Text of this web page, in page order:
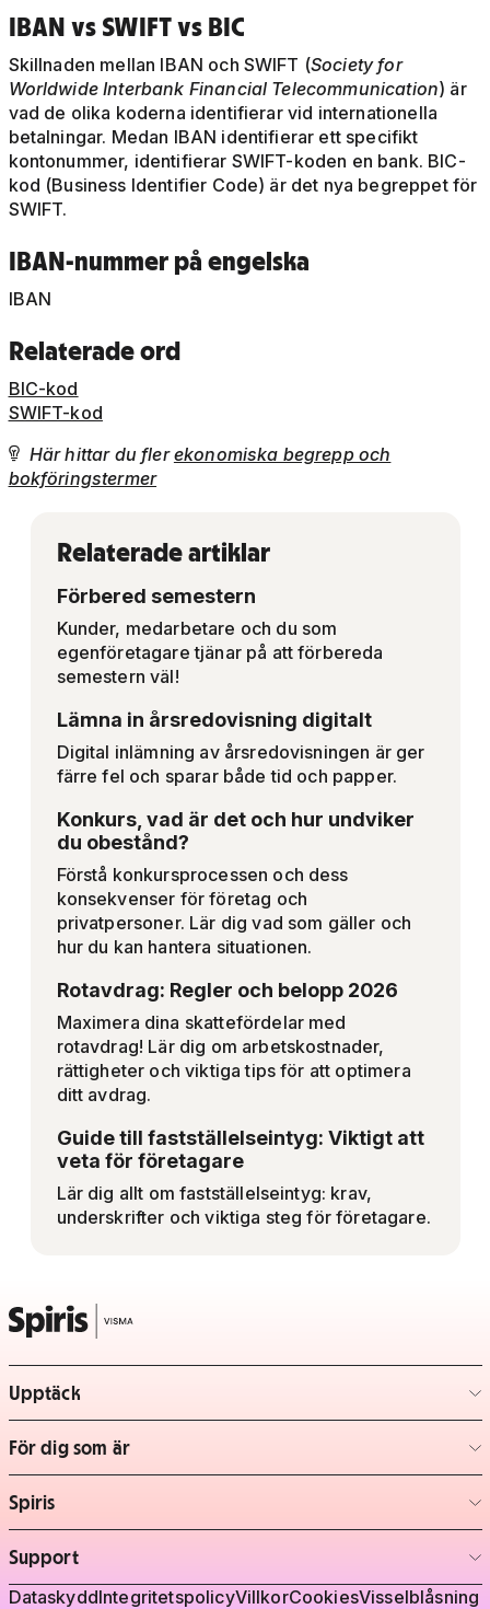
IBAN vs SWIFT vs BIC
Skillnaden mellan IBAN och SWIFT (Society for
Worldwide Interbank Financial Telecommunication) är
vad de olika koderna identifierar vid internationella
betalningar. Medan IBAN identifierar ett specifikt
kontonummer, identifierar SWIFT-koden en bank. BIC-
kod (Business Identifier Code) är det nya begreppet för
SWIFT.
IBAN-nummer på engelska
IBAN
Relaterade ord
BIC-kod
SWIFT-kod
 Här hittar du flerekonomiska begrepp och
bokföringstermer
Relaterade artiklar
Förbered semestern
Kunder, medarbetare och du som
egenföretagare tjänar på att förbereda
semestern väl!
Lämna in årsredovisning digitalt
Digital inlämning av årsredovisningen är ger
färre fel och sparar både tid och papper.
Konkurs, vad är det och hur undviker
du obestånd?
Förstå konkursprocessen och dess
konsekvenser för företag och
privatpersoner. Lär dig vad som gäller och
hur du kan hantera situationen.
Rotavdrag: Regler och belopp 2026
Maximera dina skattefördelar med
rotavdrag! Lär dig om arbetskostnader,
rättigheter och viktiga tips för att optimera
ditt avdrag.
Guide till fastställelseintyg: Viktigt att
veta för företagare
Lär dig allt om fastställelseintyg: krav,
underskrifter och viktiga steg för företagare.
Upptäck
– klicka för att expandera lista
För dig som är
– klicka för att expandera lista
Spiris
– klicka för att expandera lista
Support
– klicka för att expandera lista
DataskyddIntegritetspolicyVillkorCookiesVisselblåsning